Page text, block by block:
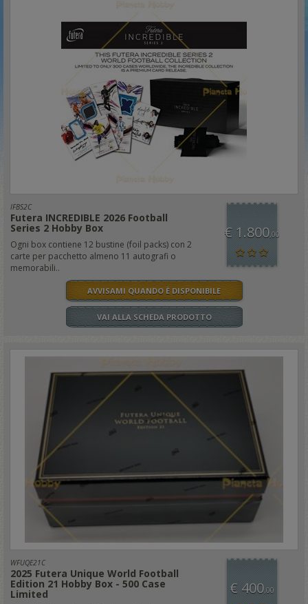
IFBS2C
Futera INCREDIBLE 2026 Football
Series 2 Hobby Box
Ogni box contiene 12 bustine (foil packs) con 2
carte per pacchetto almeno 11 autografi o
memorabili..
€ 1.800,00
AVVISAMI QUANDO È DISPONIBILE
VAI ALLA SCHEDA PRODOTTO
WFUQE21C
2025 Futera Unique World Football
Edition 21 Hobby Box - 500 Case
Limited € 400,00